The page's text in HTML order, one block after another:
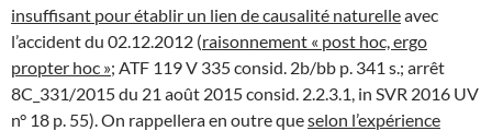
insuffisant pour établir un lien de causalité naturelleavec
l’accident du 02.12.2012 (raisonnement « post hoc, ergo
propter hoc »; ATF 119 V 335 consid. 2b/bb p. 341 s.; arrêt
8C_331/2015 du 21 août 2015 consid. 2.2.3.1, in SVR 2016 UV
n° 18 p. 55). On rappellera en outre queselon l’expérience